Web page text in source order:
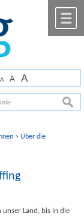
A A A
Werner
> Über die
unser Land, bis in die